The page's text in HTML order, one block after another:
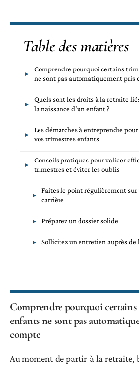
Table des matières
Comprendre pourquoi certains
ne sont pas automatiquement pris
Quels sont les droits à la retraite
la naissance d’un enfant ?
Les démarches à entreprendre
vos trimestres enfants
Conseils pratiques pour valider
trimestres et éviter les oublis
Faites le point régulièrement sur
carrière
Préparez un dossier solide
Sollicitez un entretien auprès de
Comprendre pourquoi
enfants ne sont pas
compte
Au moment de partir à la retraite,